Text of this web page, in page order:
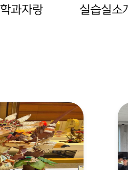
학과자랑 실습실소